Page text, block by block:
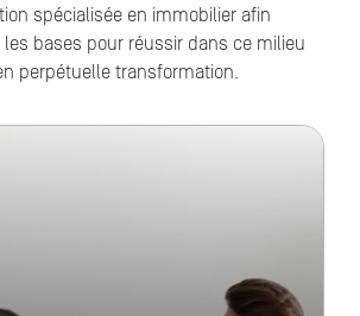
spécialisée en immobilier afin
bases pour réussir dans ce milieu
perpétuelle transformation.